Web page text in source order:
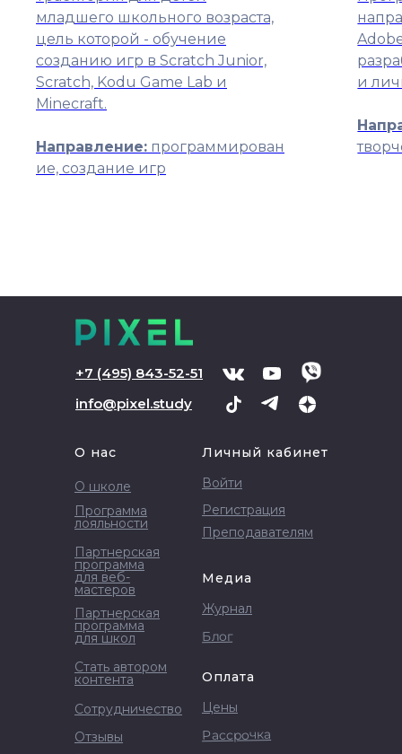
младшего школьного возраста,
цель которой - обучение
созданию игр в Scratch Junior,
Scratch, Kodu Game Lab и
Minecraft.
Направление: программирован
ие, создание игр
и
+7 (495) 843-52-51
info@pixel.study
О нас
О школе
Отзывы
Сотрудничество
Партнерская
программа
для веб-
мастеров
Партнерская
программа
для школ
Стать автором
контента
Программа
лояльности
Личный кабинет
Войти
Регистрация
Преподавателям
Медиа
Журнал
Блог
Оплата
Цены
Рассрочка